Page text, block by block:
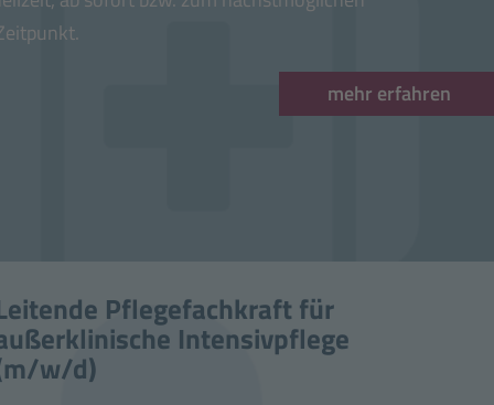
mehr erfahren
Pflegefachkraft für
Intensivpflege
w/d)